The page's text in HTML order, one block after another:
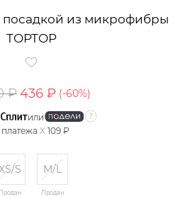
посадкой из микрофибры
TOPTOP
₽436 ₽ (-60%)
или
платежа X 109 ₽
S
Продан
M/L
Продан